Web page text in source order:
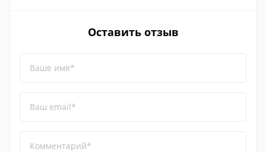
Оставить отзыв
Ваше имя*
Ваш email*
Комментарий*